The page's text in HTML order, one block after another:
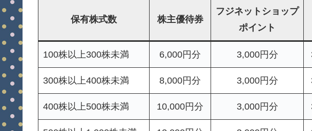
保有株式数 株主優待券
フジネットショップ
ポイント
100株以上300株未満 6,000円分 3,000円分
300株以上400株未満 8,000円分 3,000円分
400株以上500株未満 10,000円分 3,000円分